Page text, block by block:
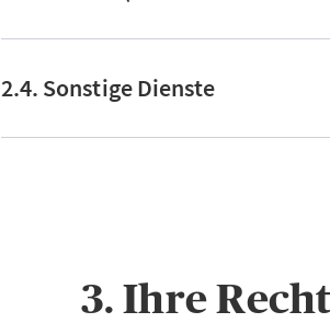
2.4. Sonstige Dienste
3. Ihre